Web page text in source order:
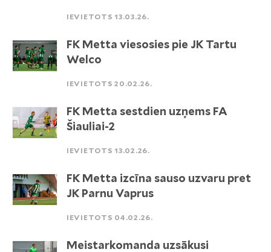
IEVIETOTS 13.03.26.
FK Metta viesosies pie JK Tartu
Welco
IEVIETOTS 20.02.26.
FK Metta sestdien uzņems FA
Šiauliai-2
IEVIETOTS 13.02.26.
FK Metta izcīna sauso uzvaru pret
JK Parnu Vaprus
IEVIETOTS 04.02.26.
Meistarkomanda uzsākusi